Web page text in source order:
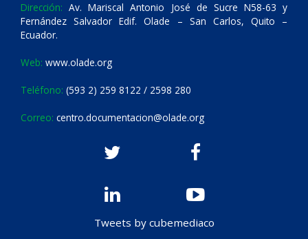
Dirección: Av. Mariscal Antonio José de Sucre N58-63 y
Fernández Salvador Edif. Olade – San Carlos, Quito –
Ecuador.
Web: www.olade.org
Teléfono: (593 2) 259 8122 / 2598 280
Correo: centro.documentacion@olade.org
Tweets by cubemediaco